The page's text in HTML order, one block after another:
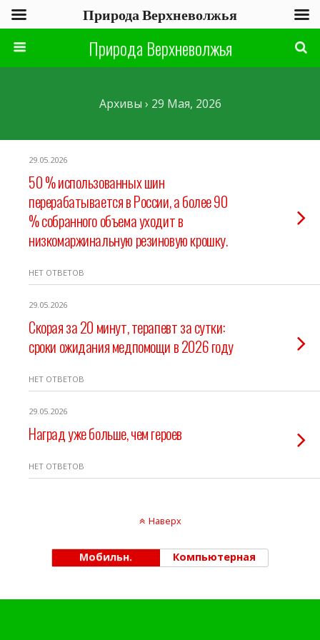
Природа Верхневолжья
Архивы › 29 Мая, 2026
29.05.2026
50 % использованных шин
перерабатывается в России, а более 90
% собранного объема уходит в
низкомаржинальную резиновую крошку.
НЕТ ОТВЕТОВ
29.05.2026
Скорая за 20 минут, терапевт за сутки:
сроки ожидания медпомощи в 2026 году
НЕТ ОТВЕТОВ
29.05.2026
Наград уже больше, чем героев
НЕТ ОТВЕТОВ
Наверх
Мобильн. Компьютерная
Природа Верхневолжья